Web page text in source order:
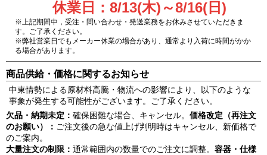
休業日：8/13(木)～8/16(日)
※上記期間中，受注・問い合わせ・発送業務をお休みさせていただきま
す。ご了承ください。
※弊社営業日でもメーカー休業の場合があり、通常より入荷に時間がかか
る場合があります。
商品供給・価格に関するお知らせ
中東情勢による原材料高騰・物流への影響により、以下のような
事象が発生する可能性がございます。ご了承ください。
欠品・納期未定： 確保困難な場合、キャンセル。 価格改定（再注文
のお願い）： ご注文後の急な値上げ判明時はキャンセル、新価格で
のご案内。
大量注文の制限： 通常範囲内の数量でのご注文に調整。 容器・仕様